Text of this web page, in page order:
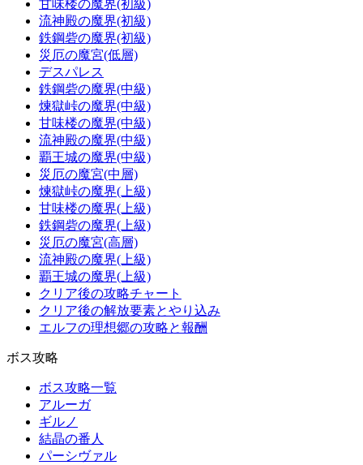
甘味楼の魔界(初級)
流神殿の魔界(初級)
鉄鋼砦の魔界(初級)
災厄の魔宮(低層)
デスパレス
鉄鋼砦の魔界(中級)
煉獄峠の魔界(中級)
甘味楼の魔界(中級)
流神殿の魔界(中級)
覇王城の魔界(中級)
災厄の魔宮(中層)
煉獄峠の魔界(上級)
甘味楼の魔界(上級)
鉄鋼砦の魔界(上級)
災厄の魔宮(高層)
流神殿の魔界(上級)
覇王城の魔界(上級)
クリア後の攻略チャート
クリア後の解放要素とやり込み
エルフの理想郷の攻略と報酬
ボス攻略
ボス攻略一覧
アルーガ
ギルノ
結晶の番人
パーシヴァル